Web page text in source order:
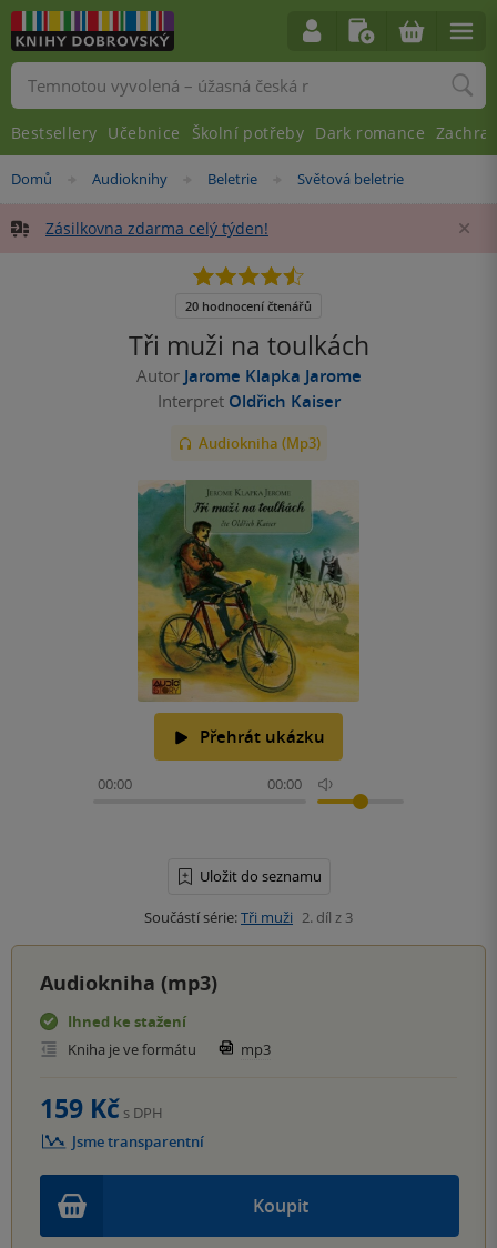
Nacházíte
zde:
Domů »Audioknihy »
Beletrie »
Světová beletrie
Zásilkovna zdarma celý týden!
Tři muži na toulkách
Autor Jarome Klapka Jarome
Interpret Oldřich Kaiser
Audiokniha (Mp3)
Přehrát ukázku
00:00 00:00
Uložit do seznamu
Součástí série:Tři muži 2. díl z 3
4.5
5
20 hodnocení čtenářů
Audiokniha (mp3)
Ihned ke stažení
Kniha je ve formátu
mp3
Koupit
159 Kč s DPH
Jsme transparentní
Vyhledávání
Bestsellery Učebnice Školní potřeby Dark romance